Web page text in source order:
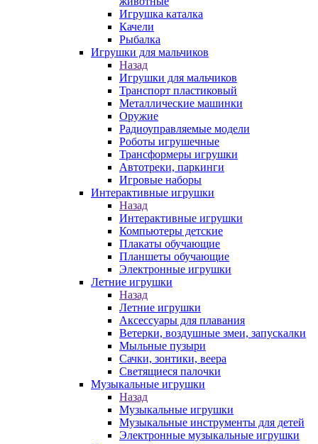
Игрушка каталка
Качели
Рыбалка
Игрушки для мальчиков
Назад
Игрушки для мальчиков
Транспорт пластиковый
Металлические машинки
Оружие
Радиоуправляемые модели
Роботы игрушечные
Трансформеры игрушки
Автотреки, паркинги
Игровые наборы
Интерактивные игрушки
Назад
Интерактивные игрушки
Компьютеры детские
Плакаты обучающие
Планшеты обучающие
Электронные игрушки
Летние игрушки
Назад
Летние игрушки
Аксессуары для плавания
Ветерки, воздушные змеи, запускалки
Мыльные пузыри
Сачки, зонтики, веера
Светящиеся палочки
Музыкальные игрушки
Назад
Музыкальные игрушки
Музыкальные инструменты для детей
Электронные музыкальные игрушки